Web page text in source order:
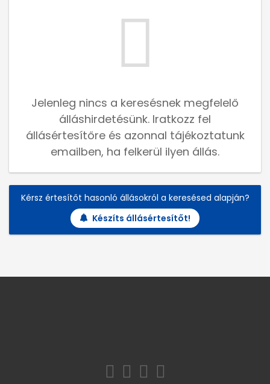
Jelenleg nincs a keresésnek megfelelő
álláshirdetésünk. Iratkozz fel
állásértesítőre és azonnal tájékoztatunk
emailben, ha felkerül ilyen állás.
Kérsz értesítőt hasonló állásokról a keresésed alapján?
Készíts állásértesítőt!